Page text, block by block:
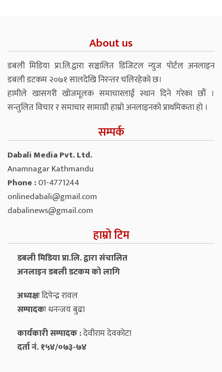
About us
डबली मिडिया प्रा.लि.द्वारा सञ्चालित डिजिटल न्युज पोर्टल अनलाइन
डबली डटकम २०७१ सालदेखि निरन्तर चलिरहेको छ।
हामीले खासगरी खोजमूलक समाचारलाई स्थान दिने गरेका छौं ।
सन्तुलित विचार र समाचार सामाग्री हाम्रो अनलाइनको प्राथमिकता हो ।
सम्पर्क
Dabali Media Pvt. Ltd.
Anamnagar Kathmandu
Phone :01-4771244
onlinedabali@gmail.com
dabalinews@gmail.com
हाम्रो टिम
डबली मिडिया प्रा.लि. द्वारा संचालित
अनलाइन डबली डटकम को लागि
अध्यक्षःदिपेन्द्र रावल
सम्पादकःधनन्‍जय बुढा
कार्यकारी सम्पादक :देवीराम देवकोटा
दर्ता नं. १५४/०७३-७४